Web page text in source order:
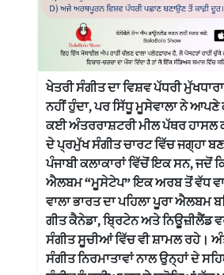
ਖੇਤਰੀ ਸੰਗੀਤ ਦਾ ਵਿਸ਼ਵ ਪੱਧਰੀ
ਨਹੀਂ ਹੁੰਦਾ, ਪਰ ਸਿੱਧੂ ਮੂਸੇਵਾਲਾ ਨੇ
ਕਈ ਅੰਤਰਰਾਸ਼ਟਰੀ ਮੀਲ ਪੱਥਰ ਹਾਸਲ
ਦੇ ਪ੍ਰਮੁੱਖ ਸੰਗੀਤ ਚਾਰਟ ਵਿੱਚ ਜਗ੍ਹਾ
ਪੰਜਾਬੀ ਕਲਾਕਾਰਾਂ ਵਿੱਚੋਂ ਇਕ ਸਨ, ਜਦੋਂ
ਐਲਬਮ “ਮੂਸੇਟੇਪ” ਇਕ ਅਰਬ ਤੋਂ ਵੱਧ
ਵਾਲਾ ਭਾਰਤ ਦਾ ਪਹਿਲਾ ਪੂਰਾ ਐਲਬਮ
ਗੀਤ ਕੈਨੇਡਾ, ਬ੍ਰਿਟੇਨ ਅਤੇ ਨਿਊਜ਼ੀਲੈਂਡ
ਸੰਗੀਤ ਸੂਚੀਆਂ ਵਿੱਚ ਵੀ ਸ਼ਾਮਲ ਰਹੇ।
ਸੰਗੀਤ ਨਿਰਮਾਤਾਵਾਂ ਨਾਲ ਉਨ੍ਹਾਂ ਦੇ